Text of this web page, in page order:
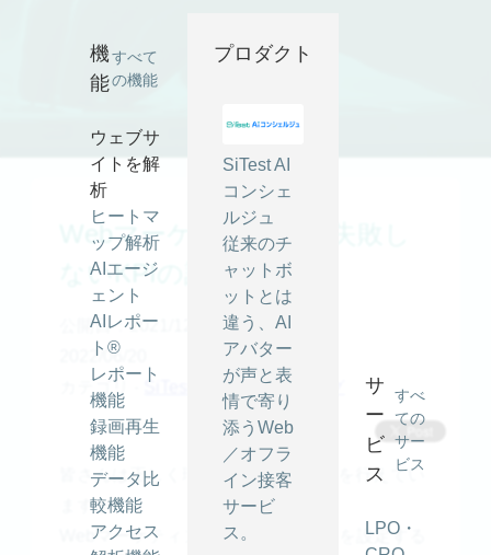
機
能
すべて
の機能
ウェブサ
イトを解
析
ヒートマ
ップ解析
AIエージ
ェント
AIレポー
ト®
レポート
機能
録画再生
機能
データ比
較機能
アクセス
プロダクト
SiTest AI
コンシェ
ルジュ
従来のチ
ャットボ
ットとは
違う、AI
アバター
が声と表
情で寄り
添うWeb
／オフラ
イン接客
サービ
ス。
サ
ー
ビ
ス
すべ
ての
サー
ビス
LPO・
Webマーケティングで失敗し
ないKPIの設定方法
公開日：2021/12/17 最終更新日：
2022/06/20
カテゴリ -
SiTest TV ,マーケティング
皆さんは正しく理解してKPI の設定を行えてい
ますか？
Webマーケティングにおいて、KPI を設定する